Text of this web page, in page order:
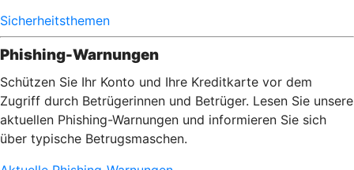
Sicherheitsthemen
Phishing-Warnungen
Schützen Sie Ihr Konto und Ihre Kreditkarte vor dem
Zugriff durch Betrügerinnen und Betrüger. Lesen Sie unsere
aktuellen Phishing-Warnungen und informieren Sie sich
über typische Betrugsmaschen.